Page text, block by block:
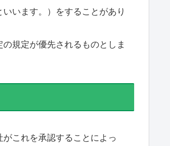
います。）をすることがあり
規定が優先されるものとしま
これを承認することによっ